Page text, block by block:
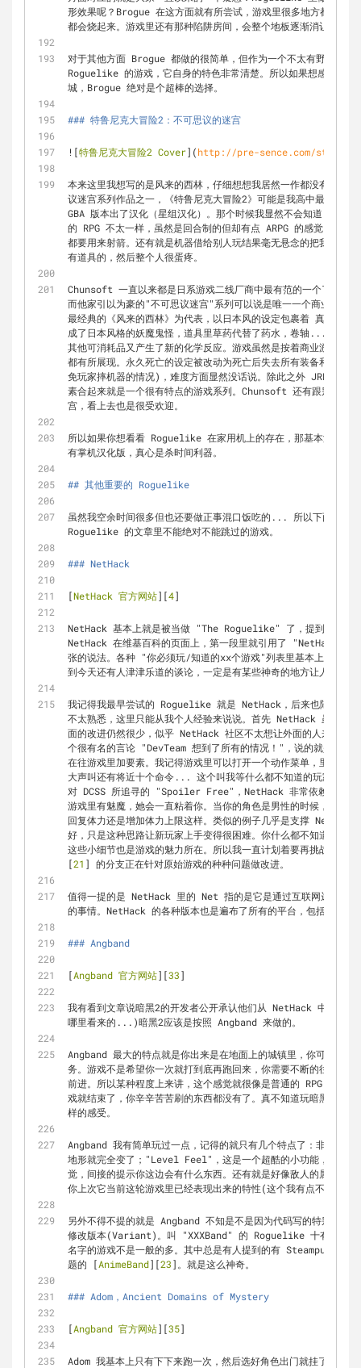
形效果呢？Brogue 在这方面就有所尝试，游戏里很多地方都布满
都会烧起来。游戏里还有那种陷阱房间，会整个地板逐渐消让你掉到
对于其他方面 Brogue 都做的很简单，但作为一个不太有野心做成
Roguelike 的游戏，它自身的特色非常清楚。所以如果想感受一下
城，Brogue 绝对是个超棒的选择。
### 特鲁尼克大冒险2：不可思议的迷宫
![特鲁尼克大冒险2 Cover](http://pre-sence.com/static/
本来这里我想写的是风来的西林，仔细想想我居然一作都没有玩
议迷宫系列作品之一，《特鲁尼克大冒险2》可能是我高中最沉迷的
GBA 版本出了汉化（星组汉化）。那个时候我显然不会知道
的 RPG 不太一样，虽然是回合制的但却有点 ARPG 的感觉。其他
都要用来射箭。还有就是机器借给别人玩结果毫无悬念的把我人玩
有道具的，然后整个人很蛋疼。
Chunsoft 一直以来都是日系游戏二线厂商中最有范的一个了，音
而他家引以为豪的"不可思议迷宫"系列可以说是唯一一个商业成
最经典的《风来的西林》为代表，以日本风的设定包裹着 真
成了日本风格的妖魔鬼怪，道具里草药代替了药水，卷轴...还是
其他可消耗品又产生了新的化学反应。游戏虽然是按着商业游戏
都有所展现。永久死亡的设定被改动为死亡后失去所有装备和金钱(
免玩家摔机器的情况)，难度方面显然没话说。除此之外 JRPG 的
素合起来就是一个很有特点的游戏系列。Chunsoft 还有跟别厂合
宫，看上去也是很受欢迎。
所以如果你想看看 Roguelike 在家用机上的存在，那基本没得选
有掌机汉化版，真心是杀时间利器。
## 其他重要的 Roguelike
虽然我空余时间很多但也还要做正事混口饭吃的... 所以下面是几
Roguelike 的文章里不能绝对不能跳过的游戏。
### NetHack
[NetHack 官方网站][4]
NetHack 基本上就是被当做 "The Roguelike" 了，提到
NetHack 在维基百科的页面上，第一段里就引用了 "NetHack 可
张的说法。各种 "你必须玩/知道的xx个游戏"列表里基本上都少不
到今天还有人津津乐道的谈论，一定是有某些神奇的地方让人如此着
我记得我最早尝试的 Roguelike 就是 NetHack，后来也陆陆续续
不太熟悉，这里只能从我个人经验来说说。首先 NetHack 虽然至
面的改进仍然很少，似乎 NetHack 社区不太想让外面的人来跟他
个很有名的言论 "DevTeam 想到了所有的情况！"，说的就是官方
在往游戏里加要素。我记得游戏里可以打开一个动作菜单，里面可
大声叫还有将近十个命令... 这个叫我等什么都不知道的玩家上来
对 DCSS 所追寻的 "Spoiler Free"，NetHack 非常依赖你对游
游戏里有魅魔，她会一直粘着你。当你的角色是男性的时候，你需
回复体力还是增加体力上限这样。类似的例子几乎是支撑 NetHack
好，只是这种思路让新玩家上手变得很困难。你什么都不知道的情
这些小细节也是游戏的魅力所在。所以我一直计划着要再挑战一次
[21 ] 的分支正在针对原始游戏的种种问题做改进。
值得一提的是 NetHack 里的 Net 指的是它是通过互联网远程协作
的事情。NetHack 的各种版本也是遍布了所有的平台，包括
### Angband
[Angband 官方网站][33]
我有看到文章说暗黑2的开发者公开承认他们从 NetHack 中吸取了
哪里看来的...)暗黑2应该是按照 Angband 来做的。
Angband 最大的特点就是你出来是在地面上的城镇里，你可以在这
务。游戏不是希望你一次就打到底再跑回来，你需要不断的往返于
前进。所以某种程度上来讲，这个感觉就很像是普通的 RPG 了 -
戏就结束了，你辛辛苦苦刷的东西都没有了。真不知道玩暗黑2
样的感受。
Angband 我有简单玩过一点，记得的就只有几个特点了：非持久化
地形就完全变了；"Level Feel"，这是一个超酷的小功能，你每进
觉，间接的提示你这边会有什么东西。还有就是好像敌人的属性有
你上次它当前这轮游戏里已经表现出来的特性(这个我有点不确定了
另外不得不提的就是 Angband 不知是不是因为代码写的特别好
修改版本(Variant)。叫 "XXXBand" 的 Roguelike 十有八九都
名字的游戏不是一般的多。其中总是有人提到的有 Steampunk 风
题的 [AnimeBand][23]。就是这么神奇。
### Adom，Ancient Domains of Mystery
[Angband 官方网站][35]
Adom 我基本上只有下下来跑一次，然后选好角色出门就挂了这样